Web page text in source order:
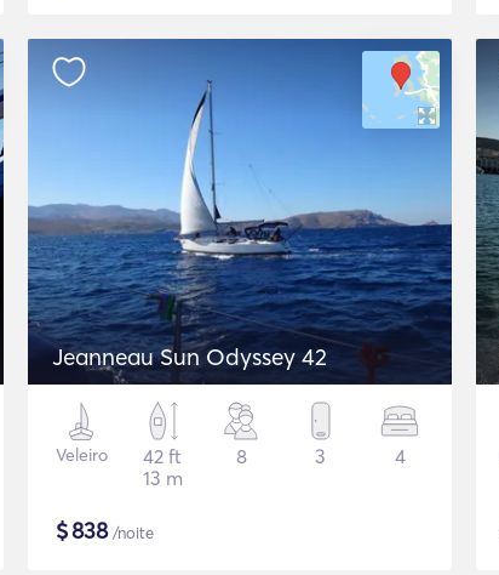
Jeanneau Sun Odyssey 42
Veleiro
42 ft
13 m
8 3 4
$838/noite